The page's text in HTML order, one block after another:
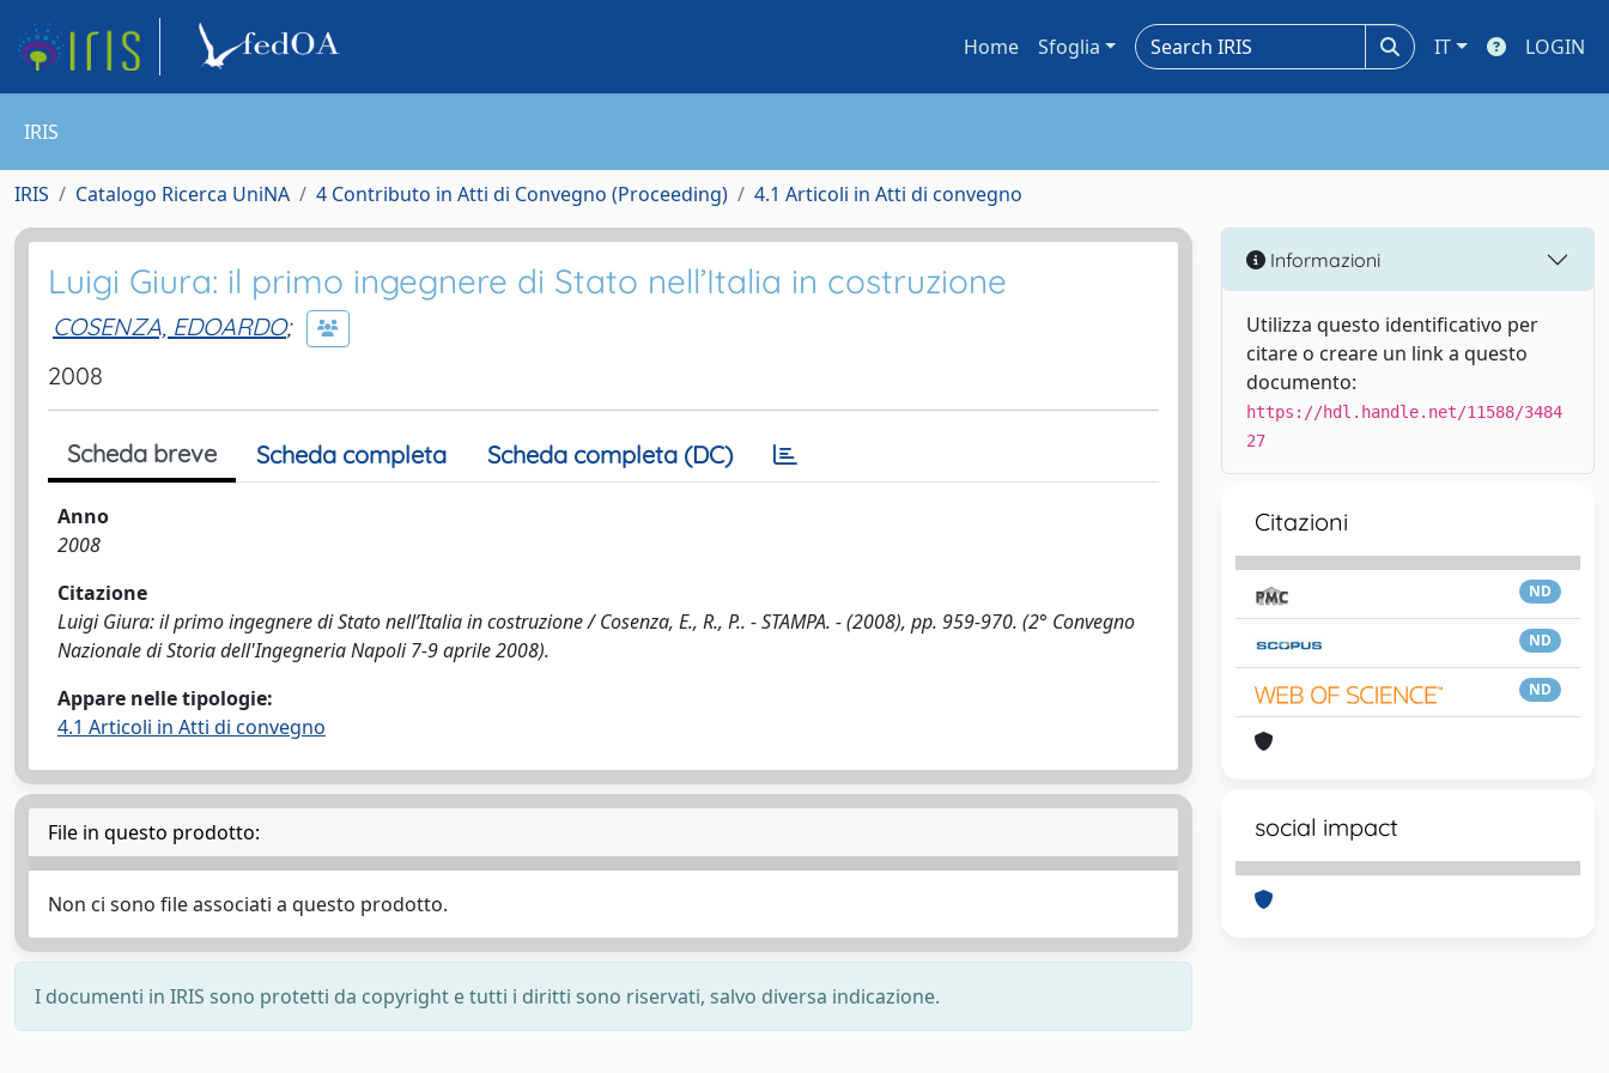
Home Sfoglia IT LOGIN
IRIS
IRIS Catalogo Ricerca UniNA 4 Contributo in Atti di Convegno (Proceeding) 4.1 Articoli in Atti di convegno
Luigi Giura: il primo ingegnere di Stato nell’Italia in costruzione
COSENZA, EDOARDO;
2008
Scheda breve Scheda completa Scheda completa (DC)
Anno
2008
Citazione
Luigi Giura: il primo ingegnere di Stato nell’Italia in costruzione / Cosenza, E., R., P.. - STAMPA. - (2008), pp. 959-970. (2° Convegno
Nazionale di Storia dell'Ingegneria Napoli 7-9 aprile 2008).
Appare nelle tipologie:
4.1 Articoli in Atti di convegno
File in questo prodotto:
Non ci sono file associati a questo prodotto.
I documenti in IRIS sono protetti da copyright e tutti i diritti sono riservati, salvo diversa indicazione.
Informazioni
Utilizza questo identificativo per
citare o creare un link a questo
documento:
https://hdl.handle.net/11588/3484
27
Citazioni
ND
ND
ND
social impact